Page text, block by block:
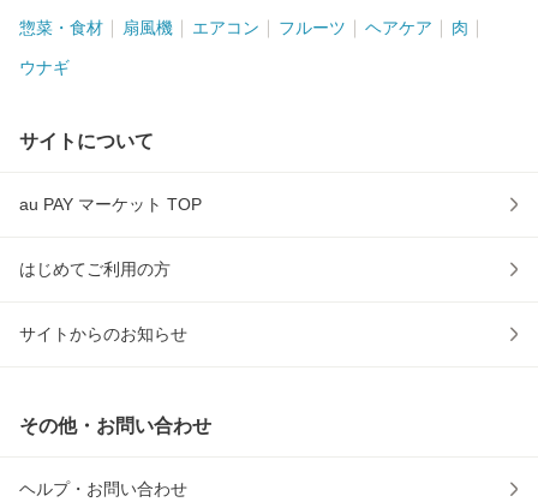
惣菜・食材 扇風機 エアコン フルーツ ヘアケア 肉
ウナギ
サイトについて
au PAY マーケット TOP
はじめてご利用の方
サイトからのお知らせ
その他・お問い合わせ
ヘルプ・お問い合わせ